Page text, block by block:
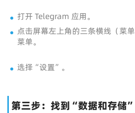
打开 Telegram 应用。
点击屏幕左上角的三条横线（菜
菜单。
选择“设置”。
第三步：找到“数据和存储